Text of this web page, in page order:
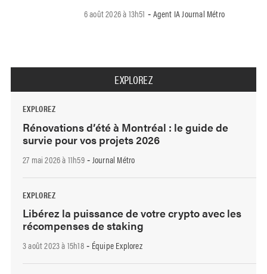
6 août 2026 à 13h51 - Agent IA Journal Métro
EXPLOREZ
EXPLOREZ
Rénovations d’été à Montréal : le guide de
survie pour vos projets 2026
27 mai 2026 à 11h59- Journal Métro
EXPLOREZ
Libérez la puissance de votre crypto avec les
récompenses de staking
3 août 2023 à 15h18- Équipe Explorez